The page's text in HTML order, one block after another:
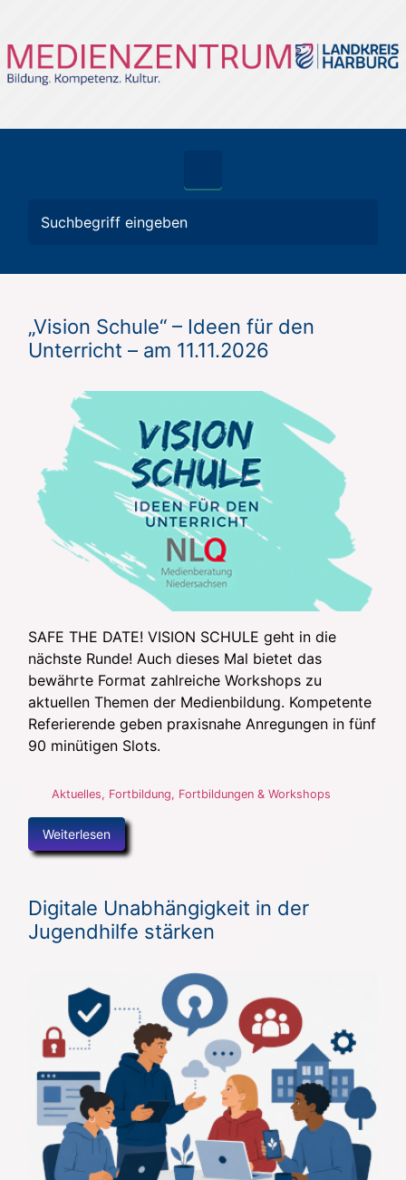
„Vision Schule“ – Ideen für den
Unterricht – am 11.11.2026
SAFE THE DATE! VISION SCHULE geht in die
nächste Runde! Auch dieses Mal bietet das
bewährte Format zahlreiche Workshops zu
aktuellen Themen der Medienbildung. Kompetente
Referierende geben praxisnahe Anregungen in fünf
90 minütigen Slots.
Aktuelles, Fortbildung, Fortbildungen & Workshops
Weiterlesen
Digitale Unabhängigkeit in der
Jugendhilfe stärken